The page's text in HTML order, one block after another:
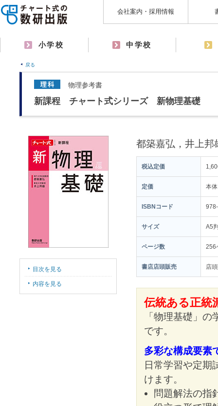
会社案内・採用情報
小学校 中学校
戻る
物理参考書
新課程 チャート式シリーズ 新物理基礎
都築嘉弘，井上邦
税込定価
定価 本
ISBNコード
サイズ A5
ページ数 256
書店店頭販売 店
伝統ある正統
「物理基礎」
です。
多彩な構成要素
日常学習や定期
けます。
問題解法の指
目次を見る
内容を見る